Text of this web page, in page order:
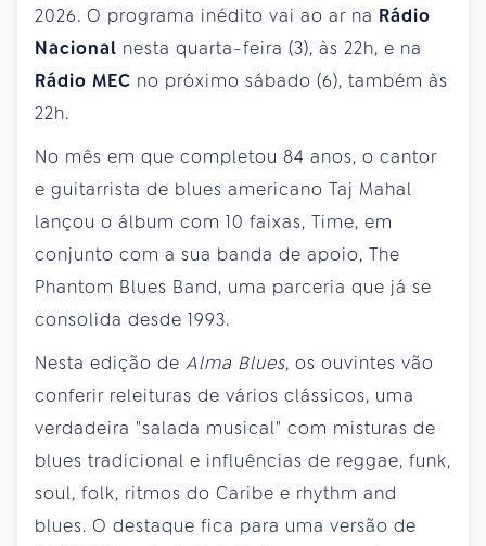
2026. O programa inédito vai ao ar na Rádio
Nacional nesta quarta-feira (3), às 22h, e na
Rádio MEC no próximo sábado (6), também às
22h.
No mês em que completou 84 anos, o cantor
e guitarrista de blues americano Taj Mahal
lançou o álbum com 10 faixas, Time, em
conjunto com a sua banda de apoio, The
Phantom Blues Band, uma parceria que já se
consolida desde 1993.
Nesta edição de Alma Blues, os ouvintes vão
conferir releituras de vários clássicos, uma
verdadeira "salada musical" com misturas de
blues tradicional e influências de reggae, funk,
soul, folk, ritmos do Caribe e rhythm and
blues. O destaque fica para uma versão de